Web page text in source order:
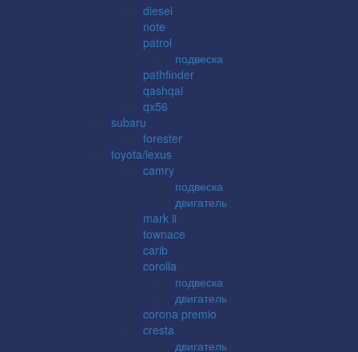
diesel
note
patrol
подвеска
pathfinder
qashqai
qx56
subaru
forester
toyota/lexus
camry
подвеска
двигатель
mark ii
townace
carib
corolla
подвеска
двигатель
corona premio
cresta
двигатель